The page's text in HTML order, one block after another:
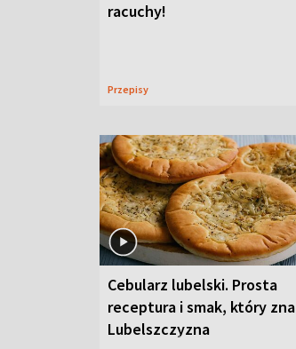
racuchy!
Przepisy
Cebularz lubelski. Prosta
receptura i smak, który zna
Lubelszczyzna